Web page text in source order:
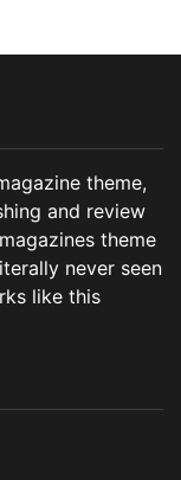
theme,
and review
theme
never seen
like this